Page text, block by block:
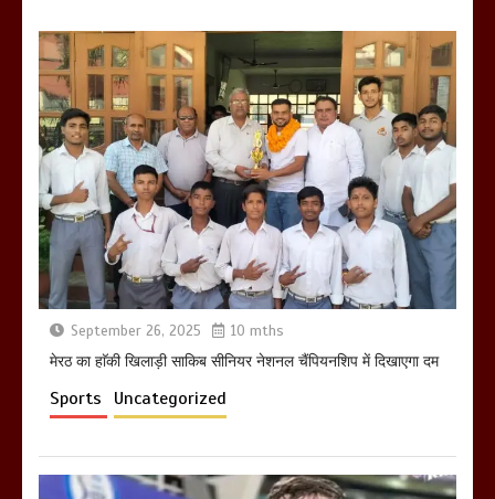
मेरठ सुराजकुंड शमशान घाट में चिता से अस्थि
उठाकर खाते कुत्ते का वीडियो इंटरनेट पर जमकर
हो रहा वायरल
March 6, 2025
होलिका रखने पर लात मार कर होलिका को किया
तहस नहस,मोहल्ले वालों के साथ की गई गाली
खराबा,
September 26, 2025 10 mths
मेरठ का हाॅकी खिलाड़ी साकिब सीनियर नेशनल चैंपियनशिप में दिखाएगा दम
Sports Uncategorized